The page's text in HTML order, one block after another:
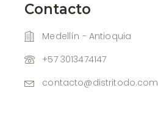
Contacto
Medellín - Antioquia
+57 3013474147
contacto@distritodo.com